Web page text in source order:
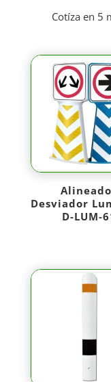
Cotíza en 5
Desviador
D-LUM-